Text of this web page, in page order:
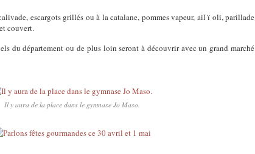
escargots grillés ou à la catalane, pommes vapeur, ail ï oli, parillade
couvert.
du département ou de plus loin seront à découvrir avec un grand marché
Il y aura de la place dans le gymnase Jo Maso.